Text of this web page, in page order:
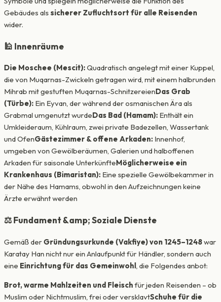
Gebäudes als sicherer Zufluchtsort für alle Reisenden
wider.
🕌 Innenräume
Die Moschee (Mescit):Quadratisch angelegt mit einer Kuppel,
die von Muqarnas-Zwickeln getragen wird, mit einem halbrunden
Mihrab mit gestuften Muqarnas-SchnitzereienDas Grab
(Türbe): Ein Eyvan, der während der osmanischen Ära als
Grabmal umgenutzt wurdeDas Bad (Hamam): Enthält ein
Umkleideraum, Kühlraum, zwei private Badezellen, Wassertank
und OfenGästezimmer & offene Arkaden: Innenhof,
umgeben von Gewölberäumen, Galerien und halboffenen
Arkaden für saisonale UnterkünfteMöglicherweise ein
Krankenhaus (Bimaristan): Eine spezielle Gewölbekammer in
der Nähe des Hamams, obwohl in den Aufzeichnungen keine
Ärzte erwähnt werden
⚖️ Fundament &amp; Soziale Dienste
Gemäß der Gründungsurkunde (Vakfiye) von 1245–1248war
Karatay Han nicht nur ein Anlaufpunkt für Händler, sondern auch
eine Einrichtung für das Gemeinwohl, die Folgendes anbot:
Brot, warme Mahlzeiten und Fleisch für jeden Reisenden – ob
Muslim oder Nichtmuslim, frei oder versklavtSchuhe für die